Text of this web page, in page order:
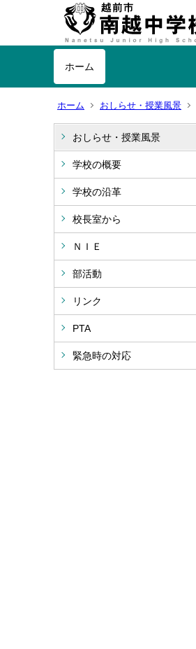
ホーム
ホーム おしらせ・授業風景
おしらせ・授業風景
学校の概要
学校の沿革
校長室から
ＮＩＥ
部活動
リンク
PTA
緊急時の対応